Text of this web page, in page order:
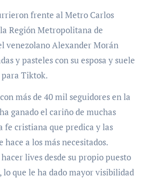
frente al Metro Carlos
Región Metropolitana de
venezolano Alexander Morán
y pasteles con su esposa y suele
Tiktok.
más de 40 mil seguidores en la
ganado el cariño de muchas
fe cristiana que predica y las
hace a los más necesitados.
lives desde su propio puesto
lo que le ha dado mayor visibilidad